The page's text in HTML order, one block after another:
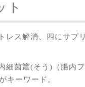
ト
レス解消、四にサプ
細菌叢(そう)（腸内
キーワード。